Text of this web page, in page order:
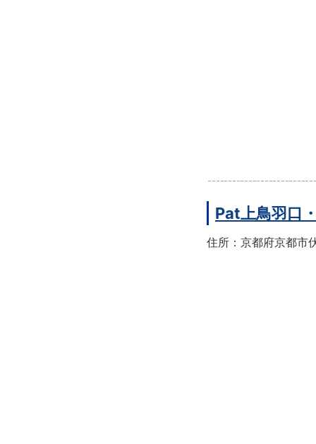
Pat上鳥羽口
住所：京都府京都市